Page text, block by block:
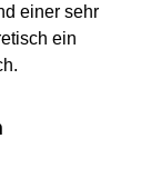
einer sehr
ein